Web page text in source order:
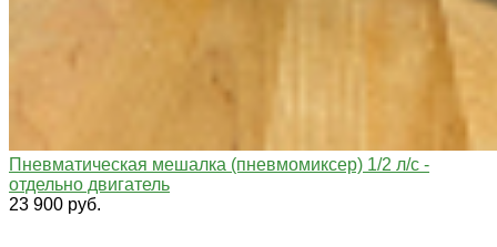
Пневматическая мешалка (пневмомиксер) 1/2 л/с -
отдельно двигатель
23 900 руб.